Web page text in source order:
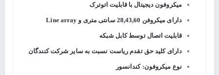
میکروفون دیجیتال با قابلیت اتوترک
دارای میکروفن 28,43,60 سانتی متری و Line array
قابلیت اتصال توسط کابل شبکه
دارای کلید حق تقدم ریاست نسبت به سایر شرکت کنندگان
نوع میکروفون: کندانسور